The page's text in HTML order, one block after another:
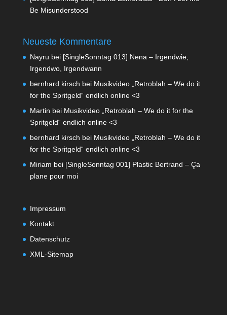
Be Misunderstood
Neueste Kommentare
Nayru bei [SingleSonntag 013] Nena – Irgendwie,
Irgendwo, Irgendwann
bernhard kirsch bei Musikvideo „Retroblah – We do it
for the Spritgeld“ endlich online <3
Martin bei Musikvideo „Retroblah – We do it for the
Spritgeld“ endlich online <3
bernhard kirsch bei Musikvideo „Retroblah – We do it
for the Spritgeld“ endlich online <3
Miriam bei [SingleSonntag 001] Plastic Bertrand – Ça
plane pour moi
Impressum
Kontakt
Datenschutz
XML-Sitemap